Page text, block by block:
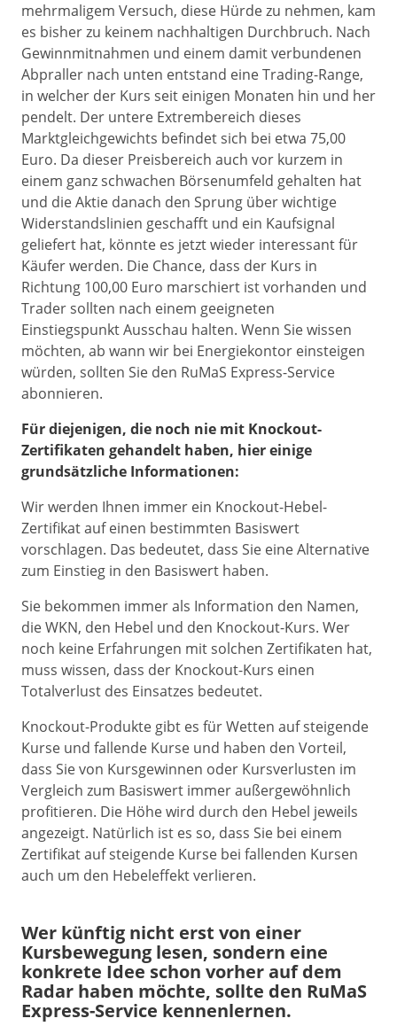
mehrmaligem Versuch, diese Hürde zu nehmen, kam
es bisher zu keinem nachhaltigen Durchbruch. Nach
Gewinnmitnahmen und einem damit verbundenen
Abpraller nach unten entstand eine Trading-Range,
in welcher der Kurs seit einigen Monaten hin und her
pendelt. Der untere Extrembereich dieses
Marktgleichgewichts befindet sich bei etwa 75,00
Euro. Da dieser Preisbereich auch vor kurzem in
einem ganz schwachen Börsenumfeld gehalten hat
und die Aktie danach den Sprung über wichtige
Widerstandslinien geschafft und ein Kaufsignal
geliefert hat, könnte es jetzt wieder interessant für
Käufer werden. Die Chance, dass der Kurs in
Richtung 100,00 Euro marschiert ist vorhanden und
Trader sollten nach einem geeigneten
Einstiegspunkt Ausschau halten. Wenn Sie wissen
möchten, ab wann wir bei Energiekontor einsteigen
würden, sollten Sie den RuMaS Express-Service
abonnieren.
Für diejenigen, die noch nie mit Knockout-
Zertifikaten gehandelt haben, hier einige
grundsätzliche Informationen:
Wir werden Ihnen immer ein Knockout-Hebel-
Zertifikat auf einen bestimmten Basiswert
vorschlagen. Das bedeutet, dass Sie eine Alternative
zum Einstieg in den Basiswert haben.
Sie bekommen immer als Information den Namen,
die WKN, den Hebel und den Knockout-Kurs. Wer
noch keine Erfahrungen mit solchen Zertifikaten hat,
muss wissen, dass der Knockout-Kurs einen
Totalverlust des Einsatzes bedeutet.
Knockout-Produkte gibt es für Wetten auf steigende
Kurse und fallende Kurse und haben den Vorteil,
dass Sie von Kursgewinnen oder Kursverlusten im
Vergleich zum Basiswert immer außergewöhnlich
profitieren. Die Höhe wird durch den Hebel jeweils
angezeigt. Natürlich ist es so, dass Sie bei einem
Zertifikat auf steigende Kurse bei fallenden Kursen
auch um den Hebeleffekt verlieren.
Wer künftig nicht erst von einer
Kursbewegung lesen, sondern eine
konkrete Idee schon vorher auf dem
Radar haben möchte, sollte den RuMaS
Express-Service kennenlernen.